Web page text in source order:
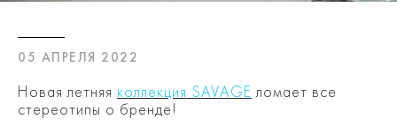
05 АПРЕЛЯ 2022
Новая летняя коллекция SAVAGE ломает все
стереотипы о бренде!